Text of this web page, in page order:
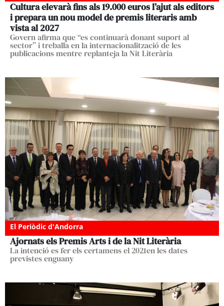
Cultura elevarà fins als 19.000 euros l’ajut als editors
i prepara un nou model de premis literaris amb
vista al 2027
Govern afirma que “es continuarà donant suport al
sector” i treballa en la internacionalització de les
publicacions mentre replanteja la Nit Literària
El Periòdic d'Andorra
Ajornats els Premis Arts i de la Nit Literària
La intenció es fer els certamens el 2021en les dates
previstes enguany